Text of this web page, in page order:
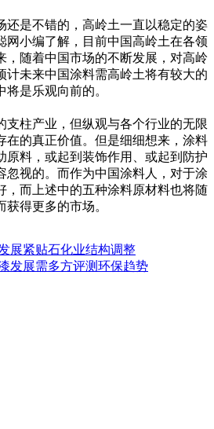
是不错的，高岭土一直以稳定的姿
网小编了解，目前中国高岭土在各领
，随着中国市场的不断发展，对高岭
计未来中国涂料需高岭土将有较大的
是乐观向前的。
柱产业，但纵观与各个行业的无限
在的真正价值。但是细细想来，涂料
原料，或起到装饰作用、或起到防护
忽视的。而作为中国涂料人，对于涂
，而上述中的五种涂料原材料也将随
得更多的市场。
展紧贴石化业结构调整
发展需多方评测环保趋势